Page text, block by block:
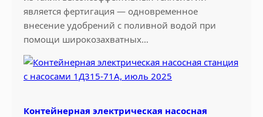
н
и
я
является фертигация — одновременное
внесение удобрений с поливной водой при
помощи широкозахватных…
Контейнерная электрическая насосная